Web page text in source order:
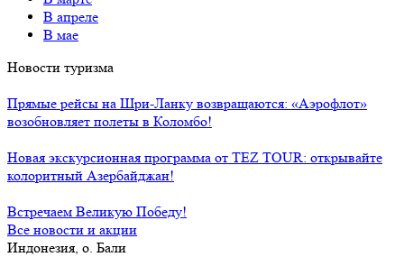
В апреле
В мае
Новости туризма
Прямые рейсы на Шри-Ланку возвращаются: «Аэрофлот»
возобновляет полеты в Коломбо!
Новая экскурсионная программа от TEZ TOUR: открывайте
колоритный Азербайджан!
Встречаем Великую Победу!
Все новости и акции
Индонезия, о. Бали